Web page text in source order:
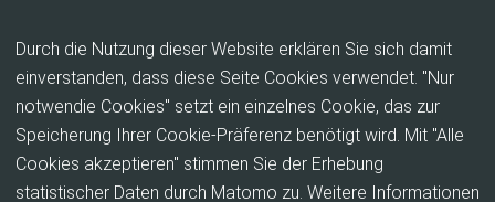
Durch die Nutzung dieser Website erklären Sie sich damit
einverstanden, dass diese Seite Cookies verwendet. "Nur
notwendie Cookies" setzt ein einzelnes Cookie, das zur
Speicherung Ihrer Cookie-Präferenz benötigt wird. Mit "Alle
Cookies akzeptieren" stimmen Sie der Erhebung
statistischer Daten durch Matomo zu. Weitere Informationen
Workshop für Lehrkräfte und
außerschulische